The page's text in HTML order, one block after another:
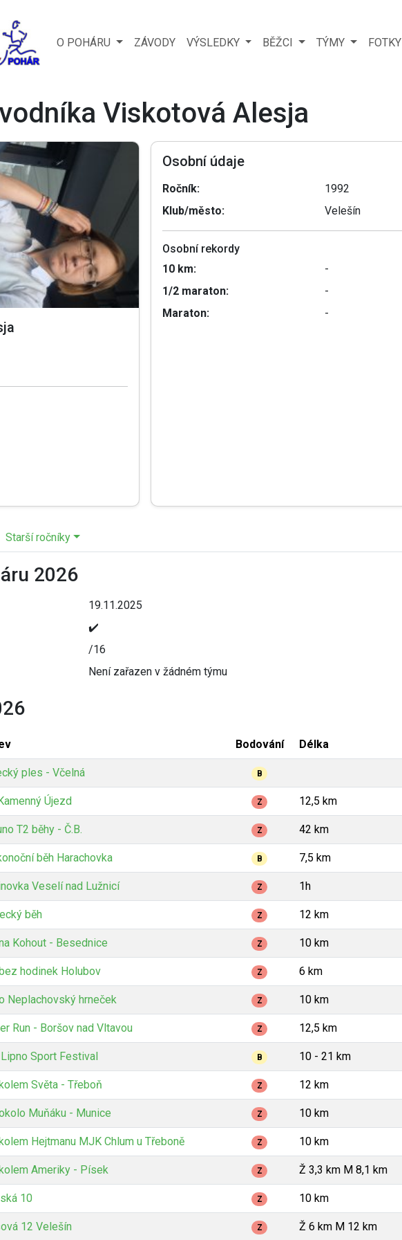
O POHÁRU ZÁVODY VÝSLEDKY BĚŽCI TÝMY FOTKY
Viskotová Alesja
Osobní údaje
Ročník:
1992
Klub/město:
Velešín
Osobní rekordy
10 km:
-
1/2 maraton:
-
Maraton:
-
Starší ročníky
2026
19.11.2025
✔️
/16
Není zařazen v žádném týmu
Bodování Délka
ples - Včelná B
Újezd Z 12,5 km
T2 běhy - Č.B. Z 42 km
běh Harachovka B 7,5 km
Veselí nad Lužnicí Z 1h
běh Z 12 km
Kohout - Besednice Z 10 km
hodinek Holubov Z 6 km
Neplachovský hrneček Z 10 km
Run - Boršov nad Vltavou Z 12,5 km
Lipno Sport Festival B 10 - 21 km
Světa - Třeboň Z 12 km
Muňáku - Munice Z 10 km
Hejtmanu MJK Chlum u Třeboně Z 10 km
Ameriky - Písek Z Ž 3,3 km M 8,1 km
10 Z 10 km
12 Velešín Z Ž 6 km M 12 km